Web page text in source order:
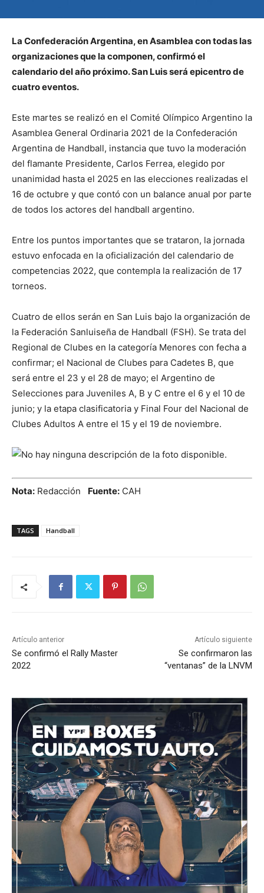
La Confederación Argentina, en Asamblea con todas las
organizaciones que la componen, confirmó el
calendario del año próximo. San Luis será epicentro de
cuatro eventos.
Este martes se realizó en el Comité Olímpico Argentino la
Asamblea General Ordinaria 2021 de la Confederación
Argentina de Handball, instancia que tuvo la moderación
del flamante Presidente, Carlos Ferrea, elegido por
unanimidad hasta el 2025 en las elecciones realizadas el
16 de octubre y que contó con un balance anual por parte
de todos los actores del handball argentino.
Entre los puntos importantes que se trataron, la jornada
estuvo enfocada en la oficialización del calendario de
competencias 2022, que contempla la realización de 17
torneos.
Cuatro de ellos serán en San Luis bajo la organización de
la Federación Sanluiseña de Handball (FSH). Se trata del
Regional de Clubes en la categoría Menores con fecha a
confirmar; el Nacional de Clubes para Cadetes B, que
será entre el 23 y el 28 de mayo; el Argentino de
Selecciones para Juveniles A, B y C entre el 6 y el 10 de
junio; y la etapa clasificatoria y Final Four del Nacional de
Clubes Adultos A entre el 15 y el 19 de noviembre.
Nota: Redacción Fuente: CAH
TAGS Handball
Artículo anterior
Se confirmó el Rally Master
2022
Artículo siguiente
Se confirmaron las
“ventanas” de la LNVM